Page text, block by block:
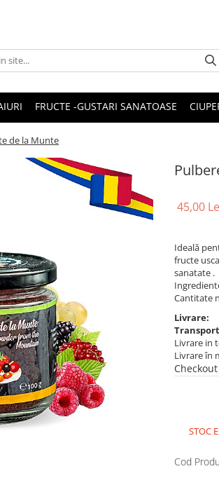
FRUCTE -GUSTARI SANATOASE
de la Munte
45,00
Ideală
fructe
sanatate .
Cantitate
Livrare:
Livrare in
Livrare în
STOC
Cod